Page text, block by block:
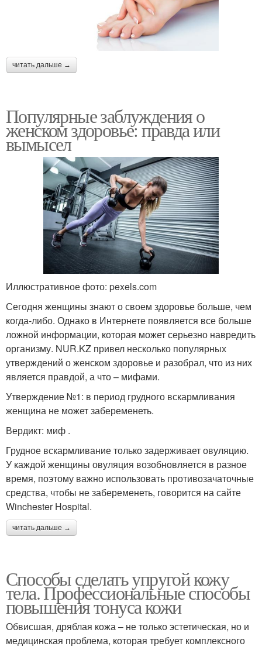
читать дальше →
Популярные заблуждения о
женском здоровье: правда или
вымысел
Иллюстративное фото: pexels.com
Сегодня женщины знают о своем здоровье больше, чем
когда-либо. Однако в Интернете появляется все больше
ложной информации, которая может серьезно навредить
организму. NUR.KZ привел несколько популярных
утверждений о женском здоровье и разобрал, что из них
является правдой, а что – мифами.
Утверждение №1: в период грудного вскармливания
женщина не может забеременеть.
Вердикт: миф .
Грудное вскармливание только задерживает овуляцию.
У каждой женщины овуляция возобновляется в разное
время, поэтому важно использовать противозачаточные
средства, чтобы не забеременеть, говорится на сайте
Winchester Hospital.
читать дальше →
Способы сделать упругой кожу
тела. Профессиональные способы
повышения тонуса кожи
Обвисшая, дряблая кожа – не только эстетическая, но и
медицинская проблема, которая требует комплексного